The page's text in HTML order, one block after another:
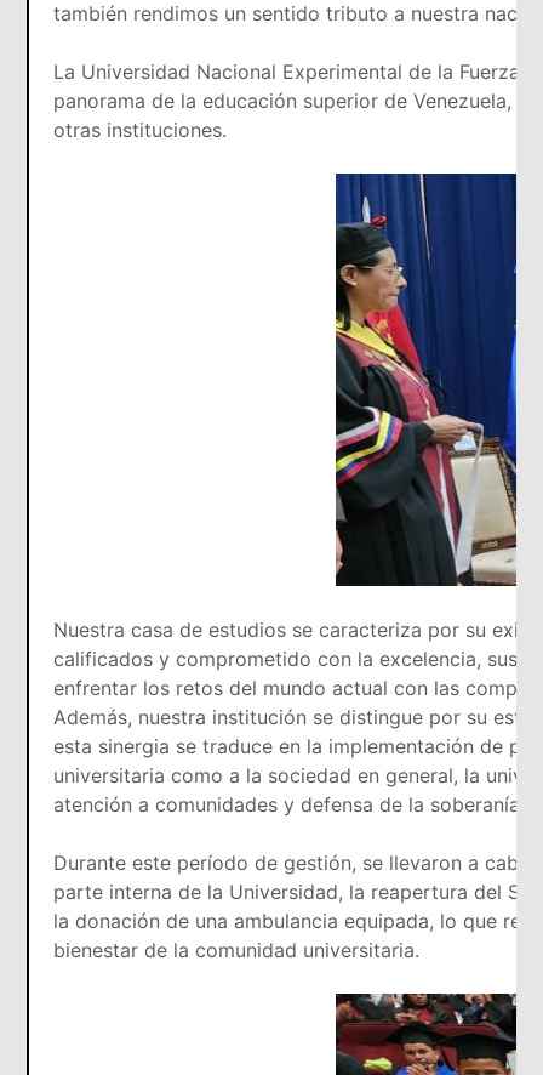
también rendimos un sentido tributo a nuestra
La Universidad Nacional Experimental de la Fuerza
panorama de la educación superior de Venezuela,
otras instituciones.
Nuestra casa de estudios se caracteriza por su
calificados y comprometido con la excelencia, sus
enfrentar los retos del mundo actual con las
Además, nuestra institución se distingue por su
esta sinergia se traduce en la implementación de
universitaria como a la sociedad en general, la
atención a comunidades y defensa de la soberanía
Durante este período de gestión, se llevaron a
parte interna de la Universidad, la reapertura del
la donación de una ambulancia equipada, lo que
bienestar de la comunidad universitaria.